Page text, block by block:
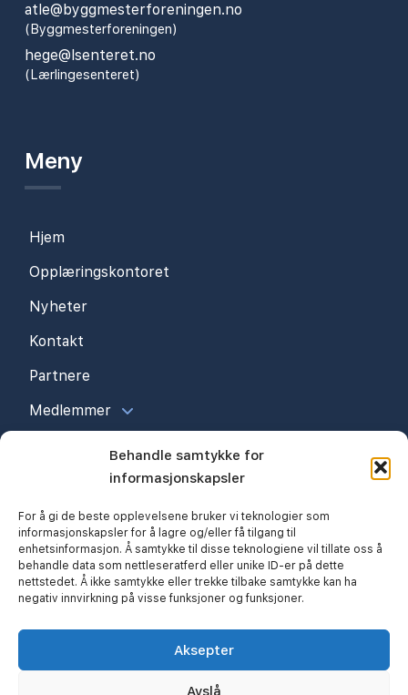
Behandle samtykke for
informasjonskapsler
For å gi de beste opplevelsene bruker vi teknologier som
informasjonskapsler for å lagre og/eller få tilgang til
enhetsinformasjon. Å samtykke til disse teknologiene vil tillate oss å
behandle data som nettleseratferd eller unike ID-er på dette
nettstedet. Å ikke samtykke eller trekke tilbake samtykke kan ha
negativ innvirkning på visse funksjoner og funksjoner.
Aksepter
Avslå
atle@byggmesterforeningen.no
(Byggmesterforeningen)
hege@lsenteret.no
(Lærlingesenteret)
Meny
Hjem
Opplæringskontoret
Nyheter
Kontakt
Partnere
Medlemmer
© 2026 Kristiansand Byggmesterforening
Personvern
Cookieerklæring (EU)